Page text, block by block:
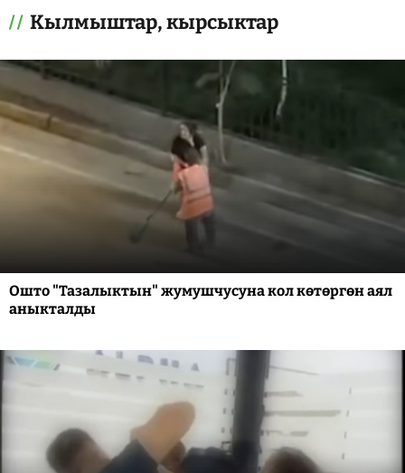
Кылмыштар, кырсыктар
Ошто "Тазалыктын" жумушчусуна кол көтөргөн аял
аныкталды